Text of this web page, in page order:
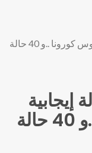
الصحة: تسجيل 852 حالة إيجابية جديدة بفيروس كورونا ..و 40 حالة
852 حالة إيجابية
جديدة بفيروس كورونا ..و 40 حالة